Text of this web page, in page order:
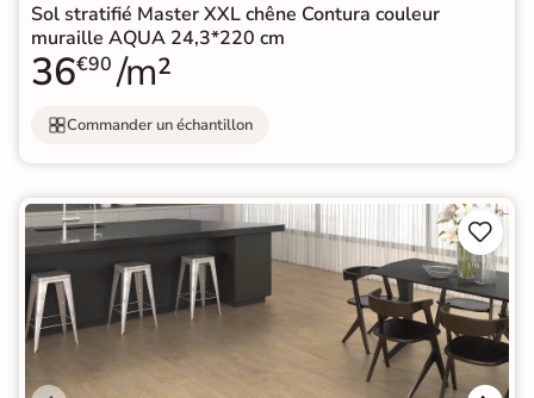
Sol stratifié Master XXL chêne Contura couleur
muraille AQUA 24,3*220 cm
36€90 /m²
Commander un échantillon

